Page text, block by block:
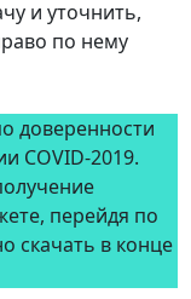
и уточнить,
по нему
доверенности
COVID-2019.
перейдя по
скачать в конце